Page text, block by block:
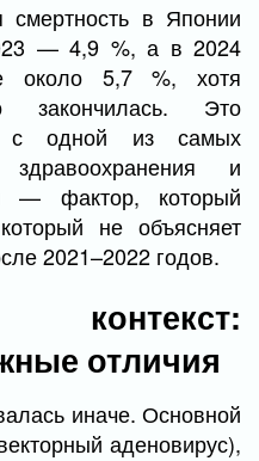
в Японии
— 4,9 %, а в 2024
около 5,7 %, хотя
закончилась. Это
с одной из самых
и
— фактор, который
не объясняет
2021–2022 годов.
контекст:
отличия
иначе. Основной
аденовирус),